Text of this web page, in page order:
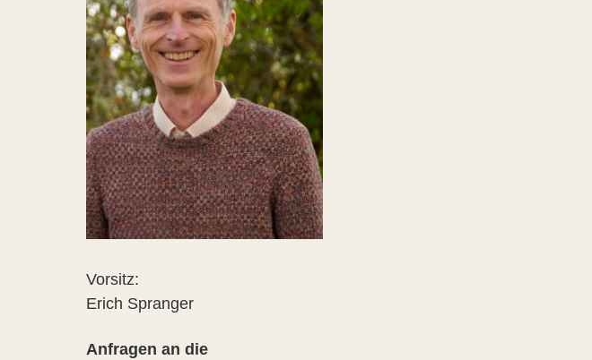
Vorsitz:
Erich Spranger
Anfragen an die